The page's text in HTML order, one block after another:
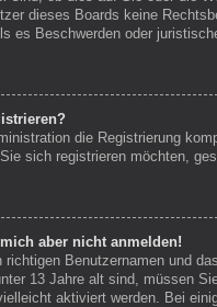
dieses Boards keine
es Beschwerden oder
die Registrierung
sich registrieren möchten,
aber nicht anmelden!
richtigen Benutzernamen und
13 Jahre alt sind, müssen
aktiviert werden. Bei